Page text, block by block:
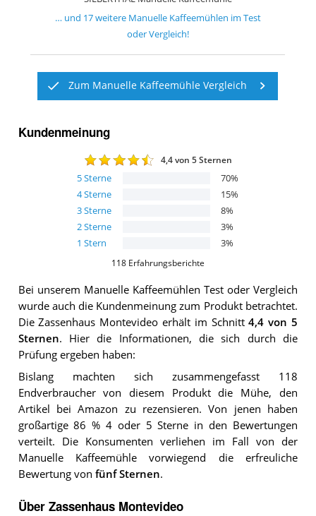
… und 17weitere Manuelle Kaffeemühlen im Test
oder Vergleich!
Zum Manuelle Kaffeemühle Vergleich
Kundenmeinung
4,4von 5 Sternen
5Sterne 70%
4Sterne 15%
3Sterne 8%
2Sterne 3%
1 Stern 3%
118 Erfahrungsberichte
Bei unserem Manuelle Kaffeemühlen Test oder Vergleich
wurde auch die Kundenmeinung zum Produkt betrachtet.
Die Zassenhaus Montevideo erhält im Schnitt4,4 von 5
Sternen. Hier die Informationen, die sich durch die
Prüfung ergeben haben:
Bislang machten sich zusammengefasst 118
Endverbraucher von diesem Produkt die Mühe, den
Artikel bei Amazon zu rezensieren. Von jenen haben
großartige 86 % 4 oder 5 Sterne in den Bewertungen
verteilt. Die Konsumenten verliehen im Fall von der
Manuelle Kaffeemühle vorwiegend die erfreuliche
Bewertung von fünf Sternen.
Über Zassenhaus Montevideo